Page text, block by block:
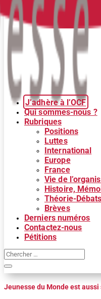
J’adhère à l’OCF
Qui sommes-nous ?
Rubriques
Positions
Luttes
International
Europe
France
Vie de
Histoire,
Théorie-Débats
Brèves
Derniers numéros
Contactez-nous
Pétitions
Jeunesse du Monde est aussi